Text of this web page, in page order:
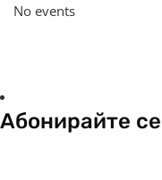
No events
Абонирайте